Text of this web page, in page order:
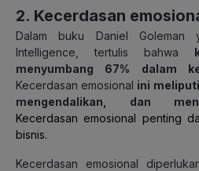
2. Kecerdasan
Dalam buku Daniel Goleman
Intelligence, tertulis bahwa
menyumbang 67% dalam
Kecerdasan emosional ini
mengendalikan, dan
Kecerdasan emosional penting
bisnis.
Kecerdasan emosional